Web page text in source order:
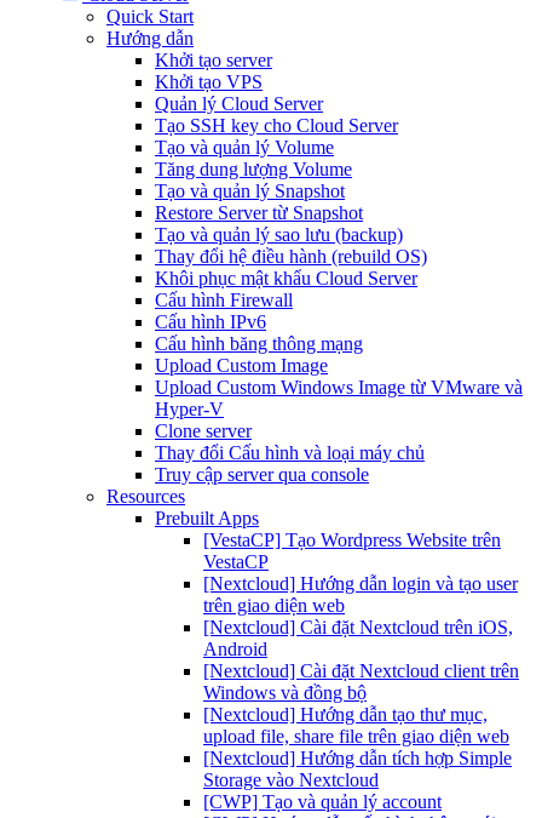
Quick Start
Hướng dẫn
Khởi tạo server
Khởi tạo VPS
Quản lý Cloud Server
Tạo SSH key cho Cloud Server
Tạo và quản lý Volume
Tăng dung lượng Volume
Tạo và quản lý Snapshot
Restore Server từ Snapshot
Tạo và quản lý sao lưu (backup)
Thay đổi hệ điều hành (rebuild OS)
Khôi phục mật khẩu Cloud Server
Cấu hình Firewall
Cấu hình IPv6
Cấu hình băng thông mạng
Upload Custom Image
Upload Custom Windows Image từ VMware và
Hyper-V
Clone server
Thay đổi Cấu hình và loại máy chủ
Truy cập server qua console
Resources
Prebuilt Apps
[VestaCP] Tạo Wordpress Website trên
VestaCP
[Nextcloud] Hướng dẫn login và tạo user
trên giao diện web
[Nextcloud] Cài đặt Nextcloud trên iOS,
Android
[Nextcloud] Cài đặt Nextcloud client trên
Windows và đồng bộ
[Nextcloud] Hướng dẫn tạo thư mục,
upload file, share file trên giao diện web
[Nextcloud] Hướng dẫn tích hợp Simple
Storage vào Nextcloud
[CWP] Tạo và quản lý account